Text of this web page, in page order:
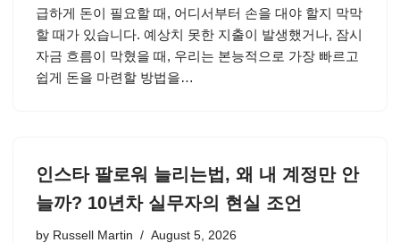
급하게 돈이 필요할 때, 어디서부터 손을 대야 할지 막막
할 때가 있습니다. 예상치 못한 지출이 발생했거나, 잠시
자금 흐름이 막혔을 때, 우리는 본능적으로 가장 빠르고
쉽게 돈을 마련할 방법을…
인스타 팔로워 늘리는법, 왜 내 계정만 안
늘까? 10년차 실무자의 현실 조언
by Russell Martin August 5, 2026